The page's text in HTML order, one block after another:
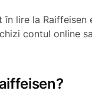
lire la Raiffeisen
contul online